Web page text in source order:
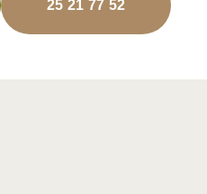
25 21 77 52